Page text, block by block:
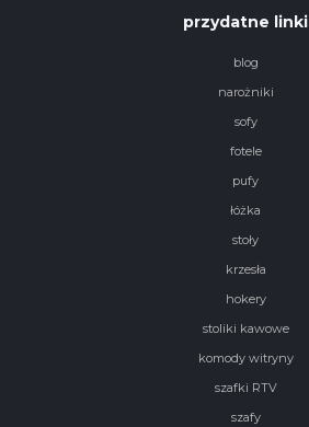
przydatne linki
blog
narożniki
sofy
fotele
pufy
łóżka
stoły
krzesła
hokery
stoliki kawowe
komody witryny
szafki RTV
szafy